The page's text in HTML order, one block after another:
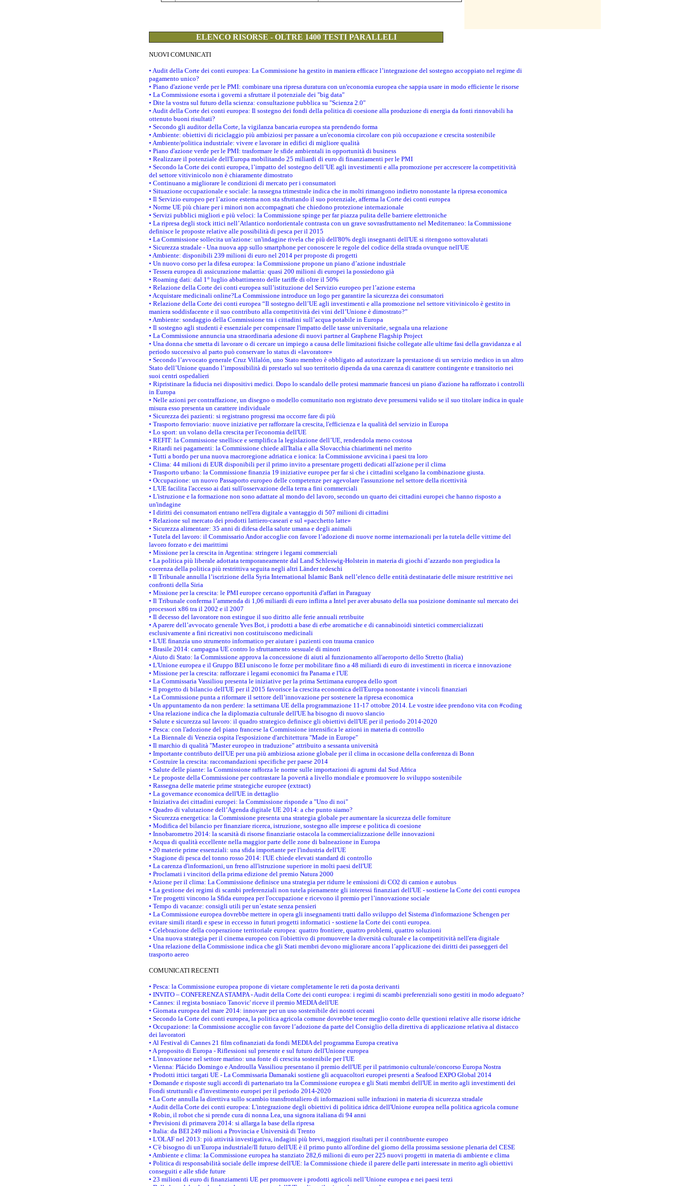
ELENCO RISORSE - OLTRE 1400 TESTI PARALLELI
NUOVI COMUNICATI
• Audit della Corte dei conti europea: La Commissione ha gestito in maniera efficace l’integrazione del sostegno accoppiato nel regime di
pagamento unico?
• Piano d'azione verde per le PMI: combinare una ripresa duratura con un'economia europea che sappia usare in modo efficiente le risorse
• La Commissione esorta i governi a sfruttare il potenziale dei "big data"
• Dite la vostra sul futuro della scienza: consultazione pubblica su "Scienza 2.0"
• Audit della Corte dei conti europea: Il sostegno dei fondi della politica di coesione alla produzione di energia da fonti rinnovabili ha
ottenuto buoni risultati?
• Secondo gli auditor della Corte, la vigilanza bancaria europea sta prendendo forma
• Ambiente: obiettivi di riciclaggio più ambiziosi per passare a un'economia circolare con più occupazione e crescita sostenibile
• Ambiente/politica industriale: vivere e lavorare in edifici di migliore qualità
• Piano d'azione verde per le PMI: trasformare le sfide ambientali in opportunità di business
• Realizzare il potenziale dell'Europa mobilitando 25 miliardi di euro di finanziamenti per le PMI
• Secondo la Corte dei conti europea, l’impatto del sostegno dell’UE agli investimenti e alla promozione per accrescere la competitività
del settore vitivinicolo non è chiaramente dimostrato
• Continuano a migliorare le condizioni di mercato per i consumatori
• Situazione occupazionale e sociale: la rassegna trimestrale indica che in molti rimangono indietro nonostante la ripresa economica
• Il Servizio europeo per l’azione esterna non sta sfruttando il suo potenziale, afferma la Corte dei conti europea
• Norme UE più chiare per i minori non accompagnati che chiedono protezione internazionale
• Servizi pubblici migliori e più veloci: la Commissione spinge per far piazza pulita delle barriere elettroniche
• La ripresa degli stock ittici nell’Atlantico nordorientale contrasta con un grave sovrasfruttamento nel Mediterraneo: la Commissione
definisce le proposte relative alle possibilità di pesca per il 2015
• La Commissione sollecita un'azione: un'indagine rivela che più dell'80% degli insegnanti dell'UE si ritengono sottovalutati
• Sicurezza stradale - Una nuova app sullo smartphone per conoscere le regole del codice della strada ovunque nell'UE
• Ambiente: disponibili 239 milioni di euro nel 2014 per proposte di progetti
• Un nuovo corso per la difesa europea: la Commissione propone un piano d’azione industriale
• Tessera europea di assicurazione malattia: quasi 200 milioni di europei la possiedono già
• Roaming dati: dal 1° luglio abbattimento delle tariffe di oltre il 50%
• Relazione della Corte dei conti europea sull’istituzione del Servizio europeo per l’azione esterna
• Acquistare medicinali online?La Commissione introduce un logo per garantire la sicurezza dei consumatori
• Relazione della Corte dei conti europea “Il sostegno dell’UE agli investimenti e alla promozione nel settore vitivinicolo è gestito in
maniera soddisfacente e il suo contributo alla competitività dei vini dell’Unione è dimostrato?”
• Ambiente: sondaggio della Commissione tra i cittadini sull’acqua potabile in Europa
• Il sostegno agli studenti è essenziale per compensare l'impatto delle tasse universitarie, segnala una relazione
• La Commissione annuncia una straordinaria adesione di nuovi partner al Graphene Flagship Project
• Una donna che smetta di lavorare o di cercare un impiego a causa delle limitazioni fisiche collegate alle ultime fasi della gravidanza e al
periodo successivo al parto può conservare lo status di «lavoratore»
• Secondo l’avvocato generale Cruz Villalón, uno Stato membro è obbligato ad autorizzare la prestazione di un servizio medico in un altro
Stato dell’Unione quando l’impossibilità di prestarlo sul suo territorio dipenda da una carenza di carattere contingente e transitorio nei
suoi centri ospedalieri
• Ripristinare la fiducia nei dispositivi medici. Dopo lo scandalo delle protesi mammarie francesi un piano d'azione ha rafforzato i controlli
in Europa
• Nelle azioni per contraffazione, un disegno o modello comunitario non registrato deve presumersi valido se il suo titolare indica in quale
misura esso presenta un carattere individuale
• Sicurezza dei pazienti: si registrano progressi ma occorre fare di più
• Trasporto ferroviario: nuove iniziative per rafforzare la crescita, l'efficienza e la qualità del servizio in Europa
• Lo sport: un volano della crescita per l'economia dell'UE
• REFIT: la Commissione snellisce e semplifica la legislazione dell’UE, rendendola meno costosa
• Ritardi nei pagamenti: la Commissione chiede all'Italia e alla Slovacchia chiarimenti nel merito
• Tutti a bordo per una nuova macroregione adriatica e ionica: la Commissione avvicina i paesi tra loro
• Clima: 44 milioni di EUR disponibili per il primo invito a presentare progetti dedicati all'azione per il clima
• Trasporto urbano: la Commissione finanzia 19 iniziative europee per far sì che i cittadini scelgano la combinazione giusta.
• Occupazione: un nuovo Passaporto europeo delle competenze per agevolare l'assunzione nel settore della ricettività
• L'UE facilita l'accesso ai dati sull'osservazione della terra a fini commerciali
• L'istruzione e la formazione non sono adattate al mondo del lavoro, secondo un quarto dei cittadini europei che hanno risposto a
un'indagine
• I diritti dei consumatori entrano nell'era digitale a vantaggio di 507 milioni di cittadini
• Relazione sul mercato dei prodotti lattiero-caseari e sul «pacchetto latte»
• Sicurezza alimentare: 35 anni di difesa della salute umana e degli animali
• Tutela del lavoro: il Commissario Andor accoglie con favore l’adozione di nuove norme internazionali per la tutela delle vittime del
lavoro forzato e dei marittimi
• Missione per la crescita in Argentina: stringere i legami commerciali
• La politica più liberale adottata temporaneamente dal Land Schleswig-Holstein in materia di giochi d’azzardo non pregiudica la
coerenza della politica più restrittiva seguita negli altri Länder tedeschi
• Il Tribunale annulla l’iscrizione della Syria International Islamic Bank nell’elenco delle entità destinatarie delle misure restrittive nei
confronti della Siria
• Missione per la crescita: le PMI europee cercano opportunità d'affari in Paraguay
• Il Tribunale conferma l’ammenda di 1,06 miliardi di euro inflitta a Intel per aver abusato della sua posizione dominante sul mercato dei
processori x86 tra il 2002 e il 2007
• Il decesso del lavoratore non estingue il suo diritto alle ferie annuali retribuite
• A parere dell’avvocato generale Yves Bot, i prodotti a base di erbe aromatiche e di cannabinoidi sintetici commercializzati
esclusivamente a fini ricreativi non costituiscono medicinali
• L'UE finanzia uno strumento informatico per aiutare i pazienti con trauma cranico
• Brasile 2014: campagna UE contro lo sfruttamento sessuale di minori
• Aiuto di Stato: la Commissione approva la concessione di aiuti al funzionamento all'aeroporto dello Stretto (Italia)
• L'Unione europea e il Gruppo BEI uniscono le forze per mobilitare fino a 48 miliardi di euro di investimenti in ricerca e innovazione
• Missione per la crescita: rafforzare i legami economici fra Panama e l'UE
• La Commissaria Vassiliou presenta le iniziative per la prima Settimana europea dello sport
• Il progetto di bilancio dell'UE per il 2015 favorisce la crescita economica dell'Europa nonostante i vincoli finanziari
• La Commissione punta a riformare il settore dell’innovazione per sostenere la ripresa economica
• Un appuntamento da non perdere: la settimana UE della programmazione 11-17 ottobre 2014. Le vostre idee prendono vita con #coding
• Una relazione indica che la diplomazia culturale dell'UE ha bisogno di nuovo slancio
• Salute e sicurezza sul lavoro: il quadro strategico definisce gli obiettivi dell'UE per il periodo 2014-2020
• Pesca: con l'adozione del piano francese la Commissione intensifica le azioni in materia di controllo
• La Biennale di Venezia ospita l'esposizione d'architettura "Made in Europe"
• Il marchio di qualità "Master europeo in traduzione" attribuito a sessanta università
• Importante contributo dell'UE per una più ambiziosa azione globale per il clima in occasione della conferenza di Bonn
• Costruire la crescita: raccomandazioni specifiche per paese 2014
• Salute delle piante: la Commissione rafforza le norme sulle importazioni di agrumi dal Sud Africa
• Le proposte della Commissione per contrastare la povertà a livello mondiale e promuovere lo sviluppo sostenibile
• Rassegna delle materie prime strategiche europee (extract)
• La governance economica dell'UE in dettaglio
• Iniziativa dei cittadini europei: la Commissione risponde a "Uno di noi"
• Quadro di valutazione dell’Agenda digitale UE 2014: a che punto siamo?
• Sicurezza energetica: la Commissione presenta una strategia globale per aumentare la sicurezza delle forniture
• Modifica del bilancio per finanziare ricerca, istruzione, sostegno alle imprese e politica di coesione
• Innobarometro 2014: la scarsità di risorse finanziarie ostacola la commercializzazione delle innovazioni
• Acqua di qualità eccellente nella maggior parte delle zone di balneazione in Europa
• 20 materie prime essenziali: una sfida importante per l'industria dell'UE
• Stagione di pesca del tonno rosso 2014: l'UE chiede elevati standard di controllo
• La carenza d'informazioni, un freno all'istruzione superiore in molti paesi dell'UE
• Proclamati i vincitori della prima edizione del premio Natura 2000
• Azione per il clima: La Commissione definisce una strategia per ridurre le emissioni di CO2 di camion e autobus
• La gestione dei regimi di scambi preferenziali non tutela pienamente gli interessi finanziari dell'UE - sostiene la Corte dei conti europea
• Tre progetti vincono la Sfida europea per l'occupazione e ricevono il premio per l’innovazione sociale
• Tempo di vacanze: consigli utili per un’estate senza pensieri
• La Commissione europea dovrebbe mettere in opera gli insegnamenti tratti dallo sviluppo del Sistema d'informazione Schengen per
evitare simili ritardi e spese in eccesso in futuri progetti informatici - sostiene la Corte dei conti europea.
• Celebrazione della cooperazione territoriale europea: quattro frontiere, quattro problemi, quattro soluzioni
• Una nuova strategia per il cinema europeo con l'obiettivo di promuovere la diversità culturale e la competitività nell'era digitale
• Una relazione della Commissione indica che gli Stati membri devono migliorare ancora l’applicazione dei diritti dei passeggeri del
trasporto aereo
COMUNICATI RECENTI
• Pesca: la Commissione europea propone di vietare completamente le reti da posta derivanti
• INVITO – CONFERENZA STAMPA - Audit della Corte dei conti europea: i regimi di scambi preferenziali sono gestiti in modo adeguato?
• Cannes: il regista bosniaco Tanovic' riceve il premio MEDIA dell'UE
• Giornata europea del mare 2014: innovare per un uso sostenibile dei nostri oceani
• Secondo la Corte dei conti europea, la politica agricola comune dovrebbe tener meglio conto delle questioni relative alle risorse idriche
• Occupazione: la Commissione accoglie con favore l’adozione da parte del Consiglio della direttiva di applicazione relativa al distacco
dei lavoratori
• Al Festival di Cannes 21 film cofinanziati da fondi MEDIA del programma Europa creativa
• A proposito di Europa - Riflessioni sul presente e sul futuro dell'Unione europea
• L'innovazione nel settore marino: una fonte di crescita sostenibile per l'UE
• Vienna: Plácido Domingo e Androulla Vassiliou presentano il premio dell'UE per il patrimonio culturale/concorso Europa Nostra
• Prodotti ittici targati UE - La Commissaria Damanaki sostiene gli acquacoltori europei presenti a Seafood EXPO Global 2014
• Domande e risposte sugli accordi di partenariato tra la Commissione europea e gli Stati membri dell'UE in merito agli investimenti dei
Fondi strutturali e d'investimento europei per il periodo 2014-2020
• La Corte annulla la direttiva sullo scambio transfrontaliero di informazioni sulle infrazioni in materia di sicurezza stradale
• Audit della Corte dei conti europea: L'integrazione degli obiettivi di politica idrica dell'Unione europea nella politica agricola comune
• Robin, il robot che si prende cura di nonna Lea, una signora italiana di 94 anni
• Previsioni di primavera 2014: si allarga la base della ripresa
• Italia: da BEI 249 milioni a Provincia e Università di Trento
• L'OLAF nel 2013: più attività investigativa, indagini più brevi, maggiori risultati per il contribuente europeo
• C'è bisogno di un'Europa industriale/Il futuro dell'UE è il primo punto all'ordine del giorno della prossima sessione plenaria del CESE
• Ambiente e clima: la Commissione europea ha stanziato 282,6 milioni di euro per 225 nuovi progetti in materia di ambiente e clima
• Politica di responsabilità sociale delle imprese dell'UE: la Commissione chiede il parere delle parti interessate in merito agli obiettivi
conseguiti e alle sfide future
• 23 milioni di euro di finanziamenti UE per promuovere i prodotti agricoli nell’Unione europea e nei paesi terzi